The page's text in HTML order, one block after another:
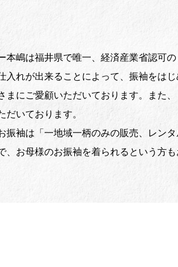
本嶋は福井県で唯一、経済産業省認可
入れが出来ることによって、振袖をは
まにご愛顧いただいております。また
だいております。
振袖は「一地域一柄のみの販売、レン
、お母様のお振袖を着られるという方も